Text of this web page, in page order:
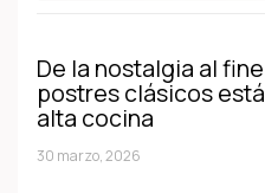
De la nostalgia al
postres clásicos
alta cocina
30 marzo, 2026